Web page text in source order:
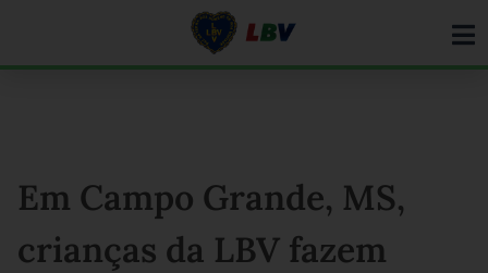
Em Campo Grande, MS,
crianças da LBV fazem